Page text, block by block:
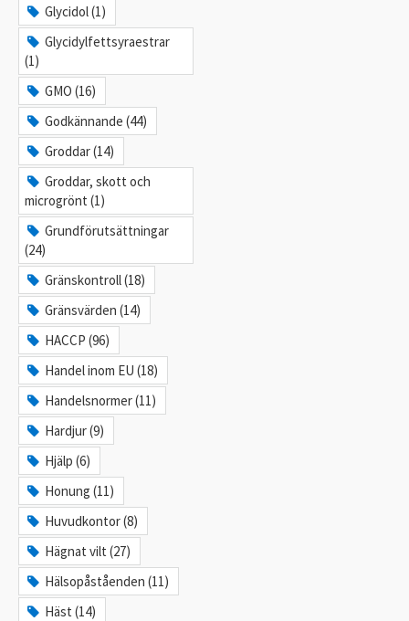
Glycidol (1)
Glycidylfettsyraestrar
(1)
GMO (16)
Godkännande (44)
Groddar (14)
Groddar, skott och
microgrönt (1)
Grundförutsättningar
(24)
Gränskontroll (18)
Gränsvärden (14)
HACCP (96)
Handel inom EU (18)
Handelsnormer (11)
Hardjur (9)
Hjälp (6)
Honung (11)
Huvudkontor (8)
Hägnat vilt (27)
Hälsopåståenden (11)
Häst (14)